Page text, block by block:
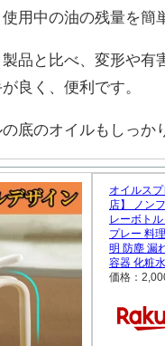
用中の油の残量を簡
品と比べ、変形や
良く、便利です。
底のオイルもしっか
オイルス
店】 ノン
レーボト
プレー 料
明 防塵 漏
容器 化粧
価格：